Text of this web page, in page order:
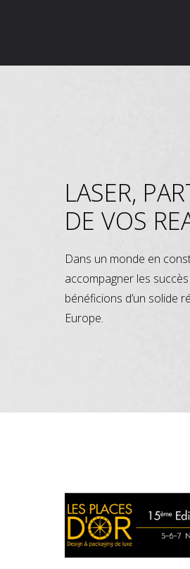
LASER,
DE VOS
Dans un monde en
accompagner les
bénéficions d’un solide
Europe.